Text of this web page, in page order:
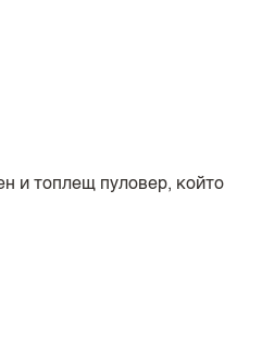
и топлещ пуловер, който